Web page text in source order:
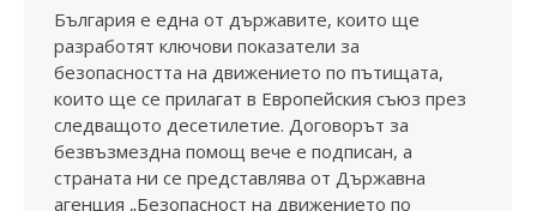
България е една от държавите, които ще
разработят ключови показатели за
безопасността на движението по пътищата,
които ще се прилагат в Европейския съюз през
следващото десетилетие. Договорът за
безвъзмездна помощ вече е подписан, а
страната ни се представлява от Държавна
агенция „Безопасност на движението по